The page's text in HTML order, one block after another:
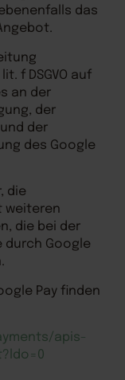
das
f DSGVO auf
an der
der
der
des Google
die
weiteren
die bei der
durch Google
Pay finden
/apis-
?ldo=0